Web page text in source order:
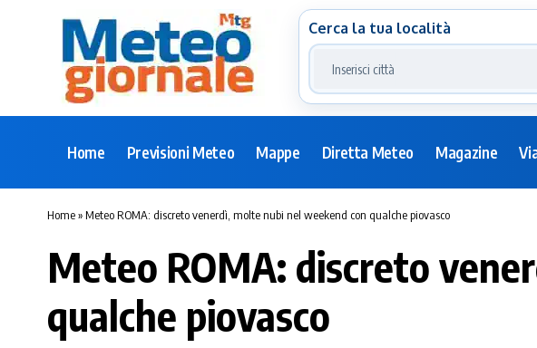
Cerca la tua località
Home Previsioni Meteo Mappe Diretta Meteo Magazine
Home»Meteo ROMA: discreto venerdì, molte nubi nel weekend con qualche piovasco
Meteo ROMA: discreto
qualche piovasco